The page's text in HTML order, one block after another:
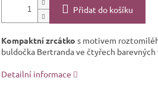
Přidat do košíku
Kompaktní zrcátko s motivem
buldočka Bertranda ve čtyřech barevných
Detailní informace